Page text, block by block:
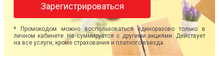
Зарегистрироваться
* Промокодом можно воспользоваться единоразово только в
личном кабинете. Не суммируется с другими акциями. Действует
на все услуги, кроме страхования и платного въезда.